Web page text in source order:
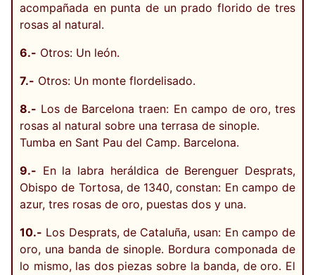
acompañada en punta de un prado florido de tres
rosas al natural.
6.- Otros: Un león.
7.- Otros: Un monte flordelisado.
8.- Los de Barcelona traen: En campo de oro, tres
rosas al natural sobre una terrasa de sinople.
Tumba en Sant Pau del Camp. Barcelona.
9.- En la labra heráldica de Berenguer Desprats,
Obispo de Tortosa, de 1340, constan: En campo de
azur, tres rosas de oro, puestas dos y una.
10.- Los Desprats, de Cataluña, usan: En campo de
oro, una banda de sinople. Bordura componada de
lo mismo, las dos piezas sobre la banda, de oro. El